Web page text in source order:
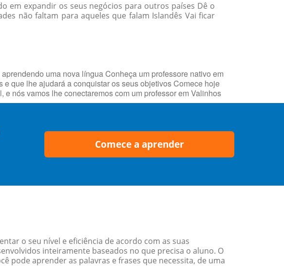
em expandir os seus negócios para outros países Dê o
não faltam para aqueles que falam Islandês Vai ficar
uma nova língua Conheça um professore nativo em
que lhe ajudará a conquistar os seus objetivos Comece hoje
nós vamos lhe conectaremos com um professor em Valinhos
Comece a aprender
o seu nível e eficiência de acordo com as suas
inteiramente baseados no que precisa o aluno. O
pode aprender as palavras e frases que necessita, de uma